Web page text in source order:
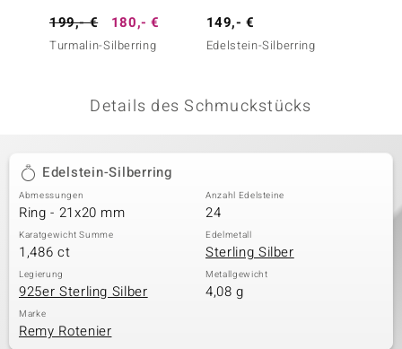
Classics
199,- € 180,- €
Turmalin-Silberring
149,- €
Edelstein-Silberring
Details des Schmuckstücks
Edelstein-Silberring
Abmessungen
Ring - 21x20 mm
Anzahl Edelsteine
24
Karatgewicht Summe
1,486 ct
Edelmetall
Sterling Silber
Legierung
925er Sterling Silber
Metallgewicht
4,08 g
Marke
Remy Rotenier